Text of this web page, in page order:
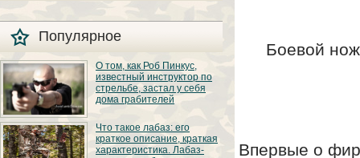
Популярное
О том, как Роб Пинкус,
известный инструктор по
стрельбе, застал у себя
дома грабителей
Вот вы всё говорите:
«В США круто, там
можно любого
постороннего в своём
Что такое лабаз: его
краткое описание, краткая
характеристика. Лабаз-
Боевой
Впервые о